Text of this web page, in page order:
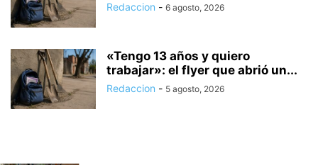
Redaccion - 6 agosto, 2026
«Tengo 13 años y quiero
trabajar»: el flyer que abrió un...
Redaccion - 5 agosto, 2026